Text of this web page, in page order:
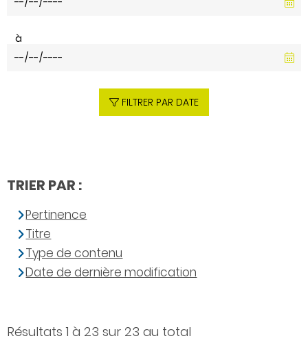
Résultats 1 à 23 sur 23 au total
à
FILTRER PAR DATE
TRIER PAR :
Pertinence
Titre
Type de contenu
Date de dernière modification